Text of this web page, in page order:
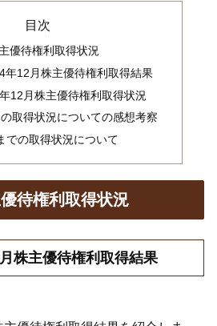
目次
優待権利取得状況
年12月株主優待権利取得結果
12月株主優待権利取得状況
取得状況についての感想考察
での取得状況について
待権利取得状況
株主優待権利取得結果